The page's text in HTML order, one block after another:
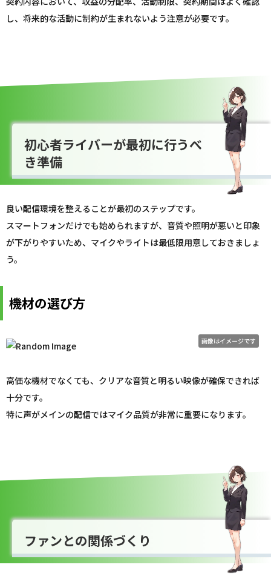
し、将来的な活動に制約が生まれないよう注意が必要です。
初心者ライバーが最初に行うべ
き準備
良い配信環境を整えることが最初のステップです。
スマートフォンだけでも始められますが、音質や照明が悪いと印象
が下がりやすいため、マイクやライトは最低限用意しておきましょ
う。
機材の選び方
画像はイメージです
高価な機材でなくても、クリアな音質と明るい映像が確保できれば
十分です。
特に声がメインの配信ではマイク品質が非常に重要になります。
ファンとの関係づくり